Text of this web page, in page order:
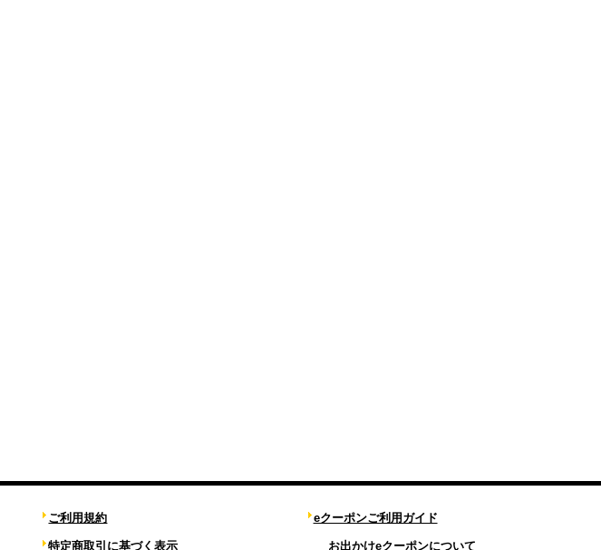
ご利用規約
特定商取引に基づく表示
eクーポンご利用ガイド
お出かけeクーポンについて